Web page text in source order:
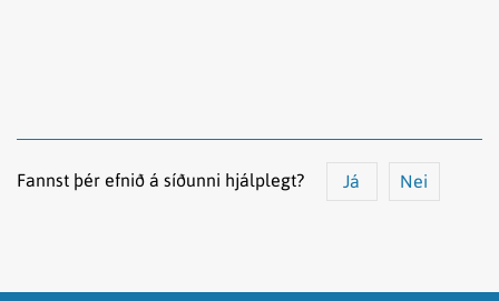
Fannst þér efnið á síðunni hjálplegt? Já Nei